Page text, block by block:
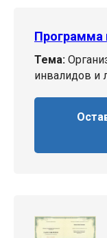
Программа
Тема:
инвалидов и